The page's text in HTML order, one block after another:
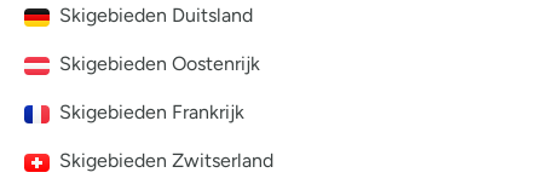
Skigebieden Duitsland
Skigebieden Oostenrijk
Skigebieden Frankrijk
Skigebieden Zwitserland